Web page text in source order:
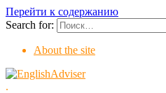
Перейти к содержанию
Search for:
About the site
.